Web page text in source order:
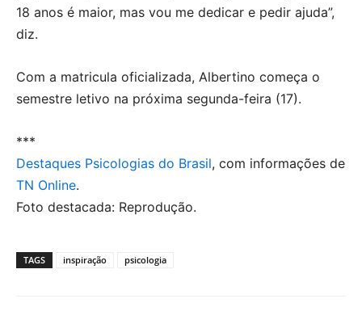
18 anos é maior, mas vou me dedicar e pedir ajuda”,
diz.
Com a matricula oficializada, Albertino começa o
semestre letivo na próxima segunda-feira (17).
***
Destaques Psicologias do Brasil, com informações de
TN Online.
Foto destacada: Reprodução.
TAGS inspiração psicologia